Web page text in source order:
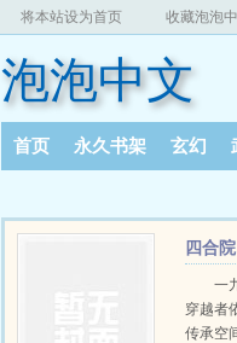
将本站设为首页 收藏泡泡
泡泡中文
首页 永久书架 玄幻
四合
人间一
穿越者
传承空